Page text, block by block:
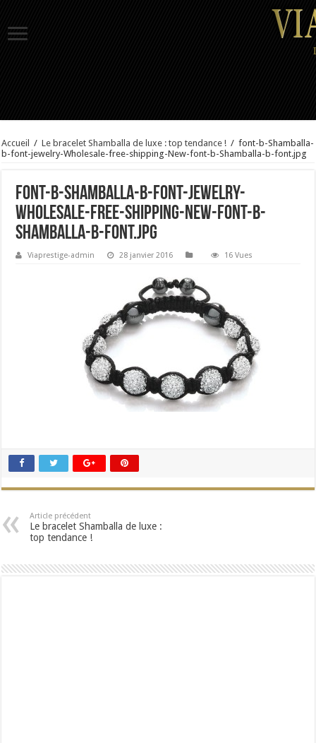
Accueil / Le bracelet Shamballa de luxe : top tendance ! / font-b-Shamballa-
b-font-jewelry-Wholesale-free-shipping-New-font-b-Shamballa-b-font.jpg
font-b-Shamballa-b-font-jewelry-
Wholesale-free-shipping-New-font-b-
Shamballa-b-font.jpg
Viaprestige-admin 28 janvier 2016 16 Vues
Article précédent
Le bracelet Shamballa de luxe :
top tendance !